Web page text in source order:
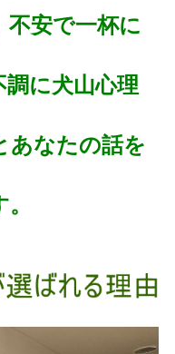
不安で一杯に
に犬山心理
あなたの話を